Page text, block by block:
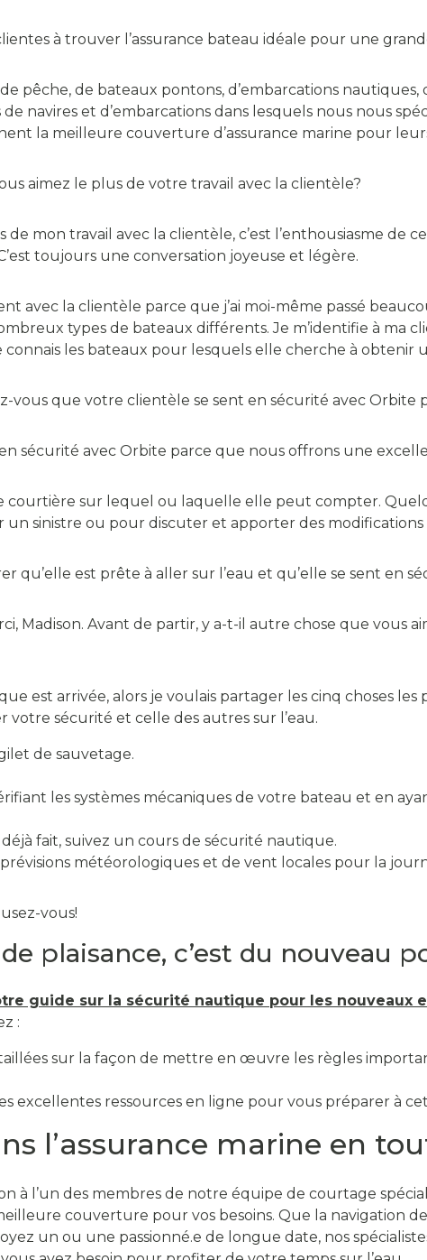
à trouver l’assurance bateau idéale pour une
de pêche, de bateaux pontons, d’embarcations
navires et d’embarcations dans lesquels nous nous
la meilleure couverture d’assurance marine pour
aimez le plus de votre travail avec la clientèle?
de mon travail avec la clientèle, c’est l’enthousiasme de
toujours une conversation joyeuse et légère.
avec la clientèle parce que j’ai moi-même passé
types de bateaux différents. Je m’identifie à ma
connais les bateaux pour lesquels elle cherche à obtenir
vous que votre clientèle se sent en sécurité avec Orbite
sécurité avec Orbite parce que nous offrons une
courtière sur lequel ou laquelle elle peut compter.
sinistre ou pour discuter et apporter des modifications
qu’elle est prête à aller sur l’eau et qu’elle se sent en
Madison. Avant de partir, y a-t-il autre chose que vous
est arrivée, alors je voulais partager les cinq choses
votre sécurité et celle des autres sur l’eau.
de sauvetage.
les systèmes mécaniques de votre bateau et en
déjà fait, suivez un cours de sécurité nautique.
météorologiques et de vent locales pour la
vous!
plaisance, c’est du nouveau
guide sur la sécurité nautique pour les nouveaux
:
sur la façon de mettre en œuvre les règles
excellentes ressources en ligne pour vous préparer à
l’assurance marine en
à l’un des membres de notre équipe de courtage
couverture pour vos besoins. Que la navigation
un ou une passionné.e de longue date, nos